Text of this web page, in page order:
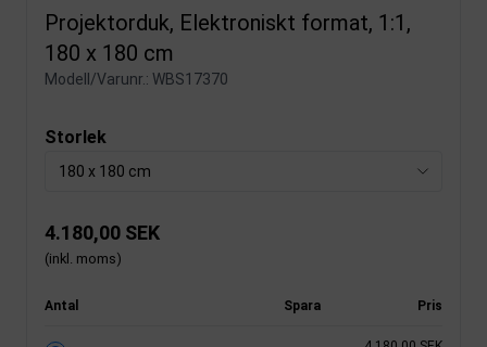
Projektorduk, Elektroniskt format, 1:1,
180 x 180 cm
Modell/Varunr.: WBS17370
Storlek
180 x 180 cm
4.180,00 SEK
(inkl. moms)
Antal Spara Pris